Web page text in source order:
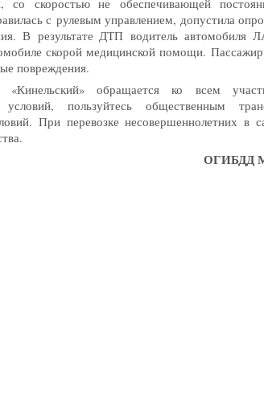
со скоростью не обеспечивающей
с рулевым управлением, допустила
В результате ДТП водитель автомобиля
скорой медицинской помощи.
повреждения.
«Кинельский» обращается ко всем
пользуйтесь общественным
При перевозке несовершеннолетних в
ОГИБДД